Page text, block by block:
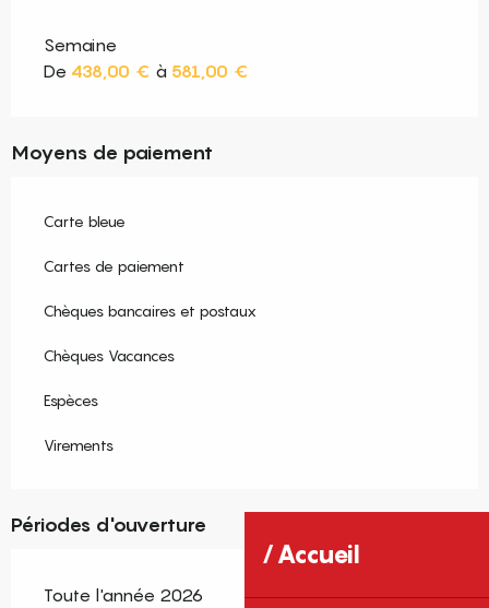
Accueil
Semaine
De 438,00 € à 581,00 €
Moyens de paiement
Carte bleue
Cartes de paiement
Chèques bancaires et postaux
Chèques Vacances
Espèces
Virements
Périodes d'ouverture
Toute l'année 2026